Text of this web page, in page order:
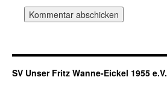
SV Unser Fritz Wanne-Eickel 1955 e.V.